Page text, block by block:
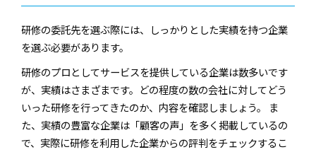
研修の委託先を選ぶ際には、しっかりとした実績を持つ企業
を選ぶ必要があります。
研修のプロとしてサービスを提供している企業は数多いです
が、実績はさまざまです。どの程度の数の会社に対してどう
いった研修を行ってきたのか、内容を確認しましょう。 ま
た、実績の豊富な企業は「顧客の声」を多く掲載しているの
で、実際に研修を利用した企業からの評判をチェックするこ